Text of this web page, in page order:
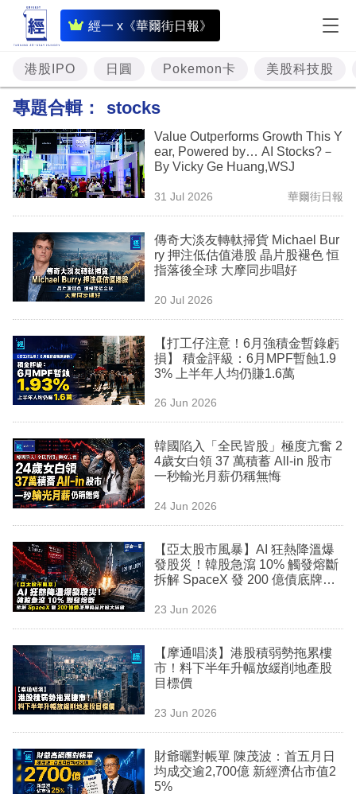
經一 x《華爾街日報》
即
時
財
經
題
投
資
樓
市
理
商
業
科
技
職
場
生
時
事
欄
訂
閱
區
港股IPO 日圓 Pokemon卡 美股科技股
專題合輯： stocks
Value Outperforms Growth This Y
ear, Powered by… AI Stocks?－
By Vicky Ge Huang,WSJ
31 Jul 2026 華爾街日報
傳奇大淡友轉軚掃貨 Michael Bur
ry 押注低估值港股 晶片股褪色 恒
指落後全球 大摩同步唱好
20 Jul 2026
【打工仔注意！6月強積金暫錄虧
損】 積金評級：6月MPF暫蝕1.9
3% 上半年人均仍賺1.6萬
26 Jun 2026
韓國陷入「全民皆股」極度亢奮 2
4歲女白領 37 萬積蓄 All-in 股市
一秒輸光月薪仍稱無悔
24 Jun 2026
【亞太股市風暴】AI 狂熱降溫爆
發股災！韓股急瀉 10% 觸發熔斷
拆解 SpaceX 發 200 億債底牌與
23 Jun 2026
【摩通唱淡】港股積弱勢拖累樓
市！料下半年升幅放緩削地產股
目標價
23 Jun 2026
財爺曬對帳單 陳茂波：首五月日
均成交逾2,700億 新經濟佔市值2
5%